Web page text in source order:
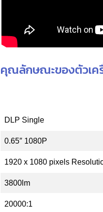
คุณลักษณะของตัวเครื่
DLP Single
0.65″ 1080P
1920 x 1080 pixels
3800lm
20000:1